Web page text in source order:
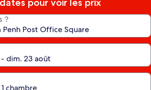
pour voir les prix
?